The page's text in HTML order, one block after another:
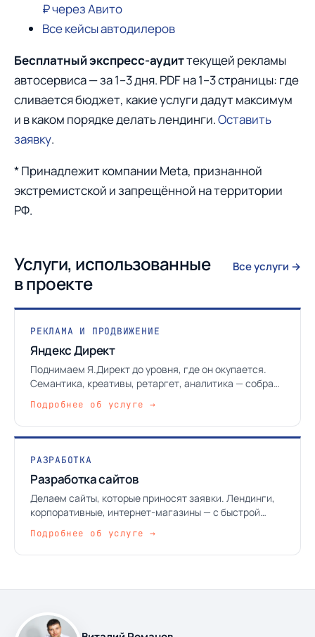
₽ через Авито
Все кейсы автодилеров
Бесплатный экспресс-аудиттекущей рекламы
автосервиса — за 1–3 дня. PDF на 1–3 страницы: где
сливается бюджет, какие услуги дадут максимум
и в каком порядке делать лендинги.Оставить
заявку.
* Принадлежит компании Meta, признанной
экстремистской и запрещённой на территории
РФ.
Услуги, использованные
в проекте
Все услуги →
РЕКЛАМА И ПРОДВИЖЕНИЕ
Яндекс Директ
Поднимаем Я.Директ до уровня, где он окупается.
Семантика, креативы, ретаргет, аналитика — собрано
Подробнее об услуге →
РАЗРАБОТКА
Разработка сайтов
Делаем сайты, которые приносят заявки. Лендинги,
корпоративные, интернет-магазины — с быстрой
CRM.
Подробнее об услуге →